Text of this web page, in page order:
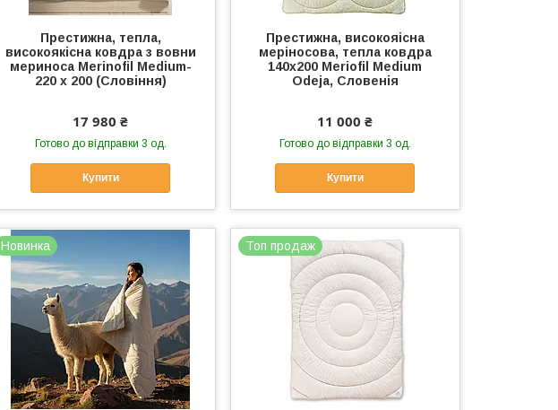
Престижна, тепла,
високоякісна ковдра з вовни
мериноса Merinofil Medium-
220 х 200 (Словіння)
17 980 ₴
Готово до відправки 3 од.
Купити
Престижна, високояiсна
мерiносова, тепла ковдра
140x200 Meriofil Medium
Odeja, Словенія
11 000 ₴
Готово до відправки 3 од.
Купити
Новинка Топ продаж